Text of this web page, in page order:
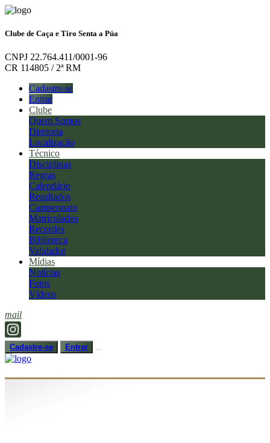
Clube de Caça e Tiro Senta a Púa
CNPJ 22.764.411/0001-96
CR 114805 / 2ª RM
Cadastre-se
Entrar
Clube
Quem Somos
Diretoria
Localização
Técnico
Disciplinas
Regras
Calendário
Resultados
Campeonato
Matriculados
Recordes
Biblioteca
Validador
Mídias
Notícias
Fotos
Vídeos
mail
Cadastre-se Entrar